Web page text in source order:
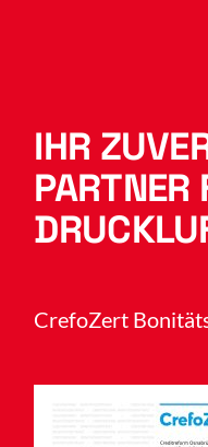
IHR
PARTNER
CrefoZert